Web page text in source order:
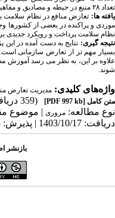
تعداد ۲۸ منبع در حیطه و مصادیق و مفاهیم تعارض منافع و مدیریت آن با رویکرد جدید در نظام سلامت انتخاب گردید.
یافته ها: تعارض منافع در نظام سلامت
موردی و پراکنده در بعضی از کشورها
نظام سلامت پرداخت و رویکرد جدیدی
نتیجه گیری: نتایج به دست آمده در
بسیار مهم تر از تعارض سازمانی است.
علاوه بر این، به نظر می رسد آموزش
شوند.
واژه‌های کلیدی: مدیریت تعارض
متن کامل [PDF 997 kb]
(359 دریافت)
نوع مطالعه: مروری | موضوع
دریافت: 1403/10/17 | پذیرش: 1404/3/25 | انتشار الکترونیک پیش از انتشار نهایی: 1405/3/19 | انتشار: 1405/3/25
بازنشر